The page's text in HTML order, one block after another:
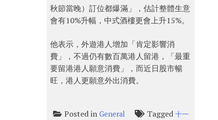
秋節當晚）訂位都爆滿」，估計整體生意
會有10%升幅，中式酒樓更會上升15%。
他表示，外遊港人增加「肯定影響消
費」，不過仍有數百萬港人留港，「最重
要留港港人願意消費」，而近日股市暢
旺，港人更願意外出消費。
Posted in General Tagged 十一